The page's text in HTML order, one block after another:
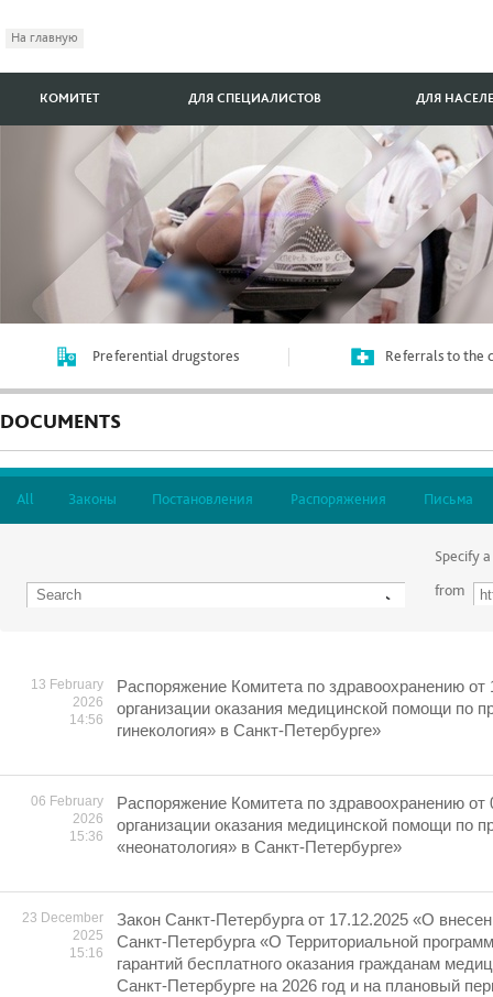
На главную
КОМИТЕТ ДЛЯ СПЕЦИАЛИСТОВ ДЛЯ
Preferential drugstores Referrals to the
DOCUMENTS
All Законы Постановления Распоряжения Письма
Specify
from
13 February
2026
14:56
Распоряжение Комитета по здравоохранению
организации оказания медицинской помощи по
гинекология» в Санкт-Петербурге»
06 February
2026
15:36
Распоряжение Комитета по здравоохранению
организации оказания медицинской помощи по
«неонатология» в Санкт-Петербурге»
23 December
2025
15:16
Закон Санкт-Петербурга от 17.12.2025 «О
Санкт-Петербурга «О Территориальной
гарантий бесплатного оказания гражданам
Санкт-Петербурге на 2026 год и на плановый